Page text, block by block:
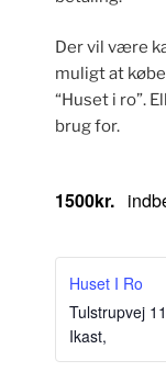
Der vil være
muligt at
“Huset i ro”.
brug for.
1500kr.
Huset I Ro
Tulstrupvej 11
Ikast,